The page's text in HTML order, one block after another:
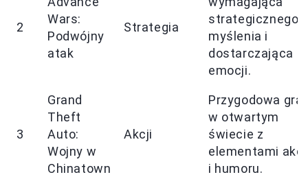
2
Wars:
Podwójny
atak
Strategia
strategicznego
myślenia i
dostarczająca
emocji.
3
Grand
Theft
Auto:
Wojny w
Chinatown
Akcji
Przygodowa gra
w otwartym
świecie z
elementami
i humoru.